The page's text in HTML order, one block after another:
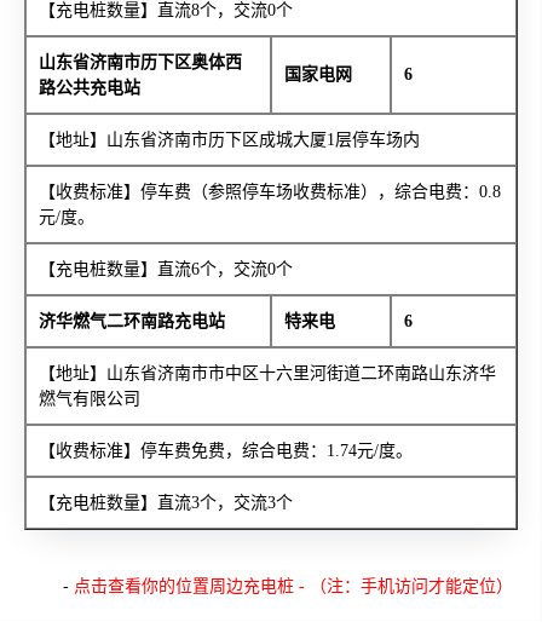
【充电桩数量】直流8个，交流0个
山东省济南市历下区奥体西
路公共充电站
国家电网 6
【地址】山东省济南市历下区成城大厦1层停车场内
【收费标准】停车费（参照停车场收费标准），综合电费：0.8
元/度。
【充电桩数量】直流6个，交流0个
济华燃气二环南路充电站 特来电 6
【地址】山东省济南市市中区十六里河街道二环南路山东济华
燃气有限公司
【收费标准】停车费免费，综合电费：1.74元/度。
【充电桩数量】直流3个，交流3个
- 点击查看你的位置周边充电桩 - （注：手机访问才能定位）